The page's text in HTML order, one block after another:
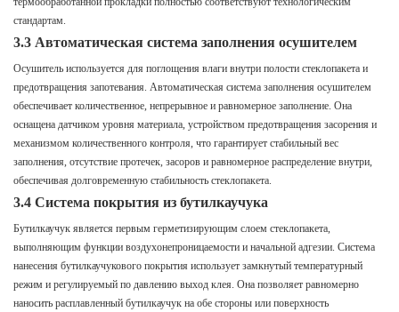
стандартам.
3.3 Автоматическая система заполнения осушителем
Осушитель используется для поглощения влаги внутри полости стеклопакета и
предотвращения запотевания. Автоматическая система заполнения осушителем
обеспечивает количественное, непрерывное и равномерное заполнение. Она
оснащена датчиком уровня материала, устройством предотвращения засорения и
механизмом количественного контроля, что гарантирует стабильный вес
заполнения, отсутствие протечек, засоров и равномерное распределение внутри,
обеспечивая долговременную стабильность стеклопакета.
3.4 Система покрытия из бутилкаучука
Бутилкаучук является первым герметизирующим слоем стеклопакета,
выполняющим функции воздухонепроницаемости и начальной адгезии. Система
нанесения бутилкаучукового покрытия использует замкнутый температурный
режим и регулируемый по давлению выход клея. Она позволяет равномерно
наносить расплавленный бутилкаучук на обе стороны или поверхность